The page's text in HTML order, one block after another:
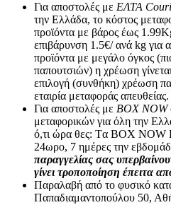
Για αποστολές με ΕΛΤΑ
την Ελλάδα, το κόστος
προϊόντα με βάρος έως
επιβάρυνση 1.5€/ ανά kg
προϊόντα με μεγάλο όγκος
παπουτσιών) η χρέωση
επιλογή (συνθήκη) χρέωση
εταιρία μεταφοράς απευθείας.
Για αποστολές με BOX NOW
μεταφορικών για όλη την
ό,τι ώρα θες: Tα ΒΟΧ ΝΟW
24ωρο, 7 ημέρες την
παραγγελίας σας
γίνει τροποποίηση έπειτα
Παραλαβή από το φυσικό
Παπαδιαμαντοπούλου 50,